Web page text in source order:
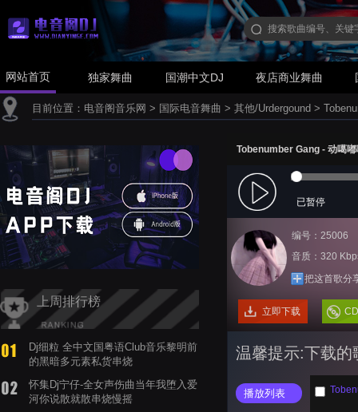
网站首页 独家舞曲 国潮中文DJ 夜店商业舞曲
目前位置： 电音阁音乐网 > 国际电音舞曲 > 其他/Urdergound >
上周排行榜
Dj细粒 全中文国粤语Club音乐黎明前
的黑暗多元素私货串烧
怀集Dj宁仔-全女声伤曲当年我堕入爱
河你说散就散串烧慢摇
Tobenumber Gang - 动噶嘟
已暂停
编号：25006
音质：320
把这首歌分
立即下载
温馨提示:下载的
播放列表